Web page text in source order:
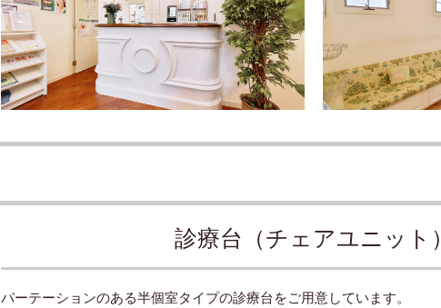
診療台（チェアユニット）
パーテーションのある半個室タイプの診療台をご用意しています。